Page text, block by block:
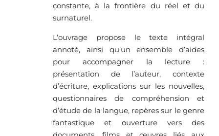
constante, à la frontière du réel et du
surnaturel.
L’ouvrage propose le texte intégral
annoté, ainsi qu’un ensemble d’aides
pour accompagner la lecture :
présentation de l’auteur, contexte
d’écriture, explications sur les nouvelles,
questionnaires de compréhension et
d’étude de la langue, repères sur le genre
fantastique et ouverture vers des